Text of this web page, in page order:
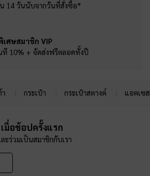
14 วันนับจากวันที่สั่งซื้อ*
เศษสมาชิก VIP
10% + จัดส่งฟรีตลอดทั้งปี
กระเป๋า กระเป๋าสตางค์ แอคเซ
มื่อช้อปครั้งแรก
ะร่วมเป็นสมาชิกกับเรา